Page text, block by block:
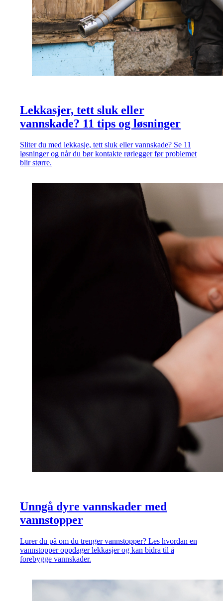
Lekkasjer, tett sluk eller
vannskade? 11 tips og løsninger
Sliter du med lekkasje, tett sluk eller vannskade? Se 11
løsninger og når du bør kontakte rørlegger før problemet
blir større.
Unngå dyre vannskader med
vannstopper
Lurer du på om du trenger vannstopper? Les hvordan en
vannstopper oppdager lekkasjer og kan bidra til å
forebygge vannskader.